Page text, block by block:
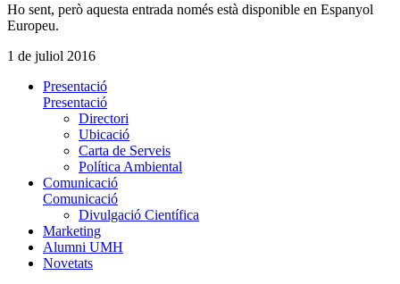
Ho sent, però aquesta entrada només està disponible en Espanyol
Europeu.
1 de juliol 2016
Presentació
Presentació
Directori
Ubicació
Carta de Serveis
Política Ambiental
Comunicació
Comunicació
Divulgació Científica
Marketing
Alumni UMH
Novetats